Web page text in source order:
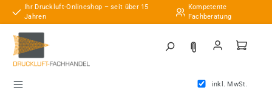
Zum Hauptinhalt springen
Ihr Druckluft-Onlineshop – seit über 15
Jahren
Kompetente
Fachberatung
inkl. MwSt.